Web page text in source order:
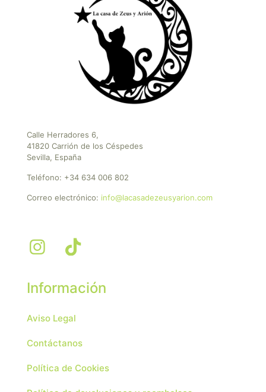
Calle Herradores 6,
41820 Carrión de los Céspedes
Sevilla, España
Teléfono: +34 634 006 802
Correo electrónico: info@lacasadezeusyarion.com
Información
Aviso Legal
Contáctanos
Política de Cookies